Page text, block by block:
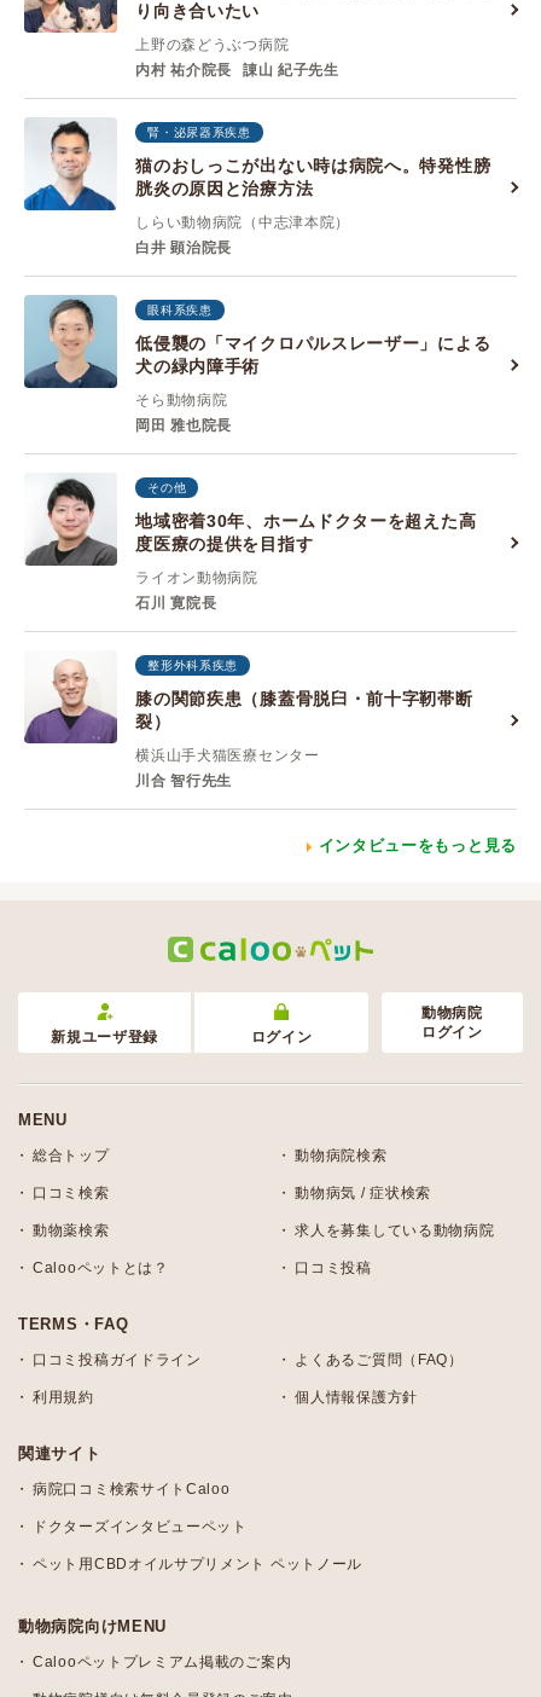
り向き合いたい
上野の森どうぶつ病院
内村 祐介院長
諌山 紀子先生
腎・泌尿器系疾患
猫のおしっこが出ない時は病院へ。特発性膀
胱炎の原因と治療方法
しらい動物病院（中志津本院）
白井 顕治院長
眼科系疾患
低侵襲の「マイクロパルスレーザー」による
犬の緑内障手術
そら動物病院
岡田 雅也院長
その他
地域密着30年、ホームドクターを超えた高
度医療の提供を目指す
ライオン動物病院
石川 寛院長
整形外科系疾患
膝の関節疾患（膝蓋骨脱臼・前十字靭帯断
裂）
横浜山手犬猫医療センター
川合 智行先生
インタビューをもっと見る
新規ユーザ登録 ログイン
動物病院
ログイン
MENU
総合トップ 動物病院検索
口コミ検索 動物病気 / 症状検索
動物薬検索 求人を募集している動物病院
Calooペットとは？ 口コミ投稿
TERMS・FAQ
口コミ投稿ガイドライン よくあるご質問（FAQ）
利用規約 個人情報保護方針
関連サイト
病院口コミ検索サイトCaloo
ドクターズインタビューペット
ペット用CBDオイルサプリメント ペットノール
動物病院向けMENU
Calooペットプレミアム掲載のご案内